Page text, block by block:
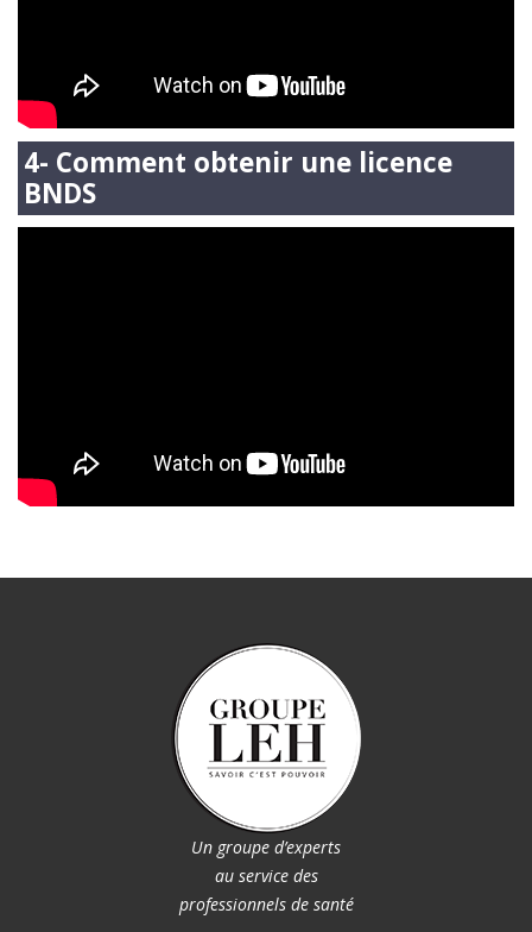
4- Comment obtenir une licence
BNDS
Un groupe d’experts
au service des
professionnels de santé